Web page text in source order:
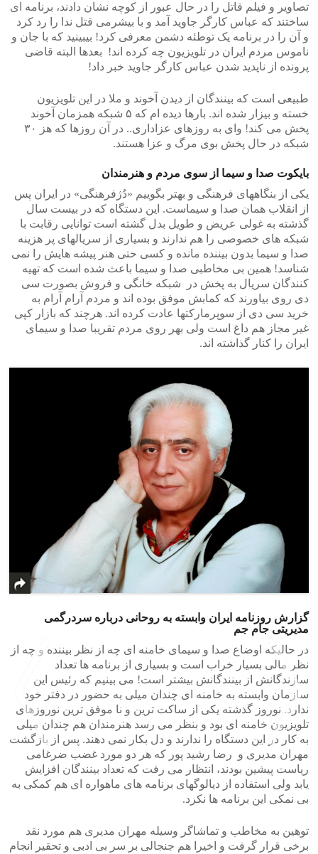
تصاویر و فیلم قاتل را در حال عبور از کوچه نشان دادند، برنامه ای
ساختند که عباس کارگر جاوید آمد و با بیشرمی قتل ندا را رد کرد
و آن را در برنامه یک توطئه دشمن معرفی کرد! بیبینید که با جان و
ناموس مردم ایران در تلویزیون چه کرده اند! بعدها البته قاضی
پرونده از ناپدید شدن عباس کارگر جاوید خبر داد!
طبیعی است که بینندگان از دیدن آخوند و ملا در این تلویزیون
خسته و بیزار شده اند. بارها دیده ام که ۵ شبکه همزمان آخوند
پخش می کند! وای به روزهای عزاداری.. در آن روزها که هز ۳۰
شبکه در حال پخش بوی مرگ و عزا هستند.
بایکوت صدا و سیما از سوی مردم و هنرمندان
یکی از بنگاههای فرهنگی و بهتر بگوییم «دُژفرهنگی» در ایران پس
از انقلاب همان صدا و سیماست. این دستگاه که در بیست سال
گذشته به غولی عریض و طویل بدل گشته است توانایی رقابت با
شبکه های خصوصی را هم ندارند و بسیاری از سریالهای پر هزینه
صدا و سیما بدون بیننده مانده و کسی حتی هنر پیشه هایش را نمی
شناسد! همین بی مخاطبی صدا و سیما باعث شده است که تهیه
کنندگان سریال به پخش در شبکه خانگی و فروش بصورت سی
دی روی بیاورند که کمابش موفق بوده اند و مردم آرام آرام به
خرید سی دی از سوپرمارکتها عادت کرده اند. هرچند که بازار کپی
غیر مجاز هم داغ است ولی بهر روی مردم تقریبا صدا و سیمای
ایران را کنار گذاشته اند.
گزارش روزنامه ایران وابسته به روحانی درباره سردرگمی
مدیریتی جام جم
در حالیکه اوضاع صدا و سیمای خامنه ای چه از نظر بیننده و چه از
نظر مالی بسیار خراب است و بسیاری از برنامه ها تعداد
سازندگانش از بینندگانش بیشتر است! می بینیم که رئیس این
سازمان وابسته به خامنه ای چندان میلی به حضور در دفتر خود
ندارد. نوروز گذشته یکی از ساکت ترین و نا موفق ترین نوروزهای
تلویزیون خامنه ای بود و بنظر می رسد هنرمندان هم چندان میلی
به کار در این دستگاه را ندارند و دل بکار نمی دهند. پس از بازگشت
مهران مدیری و رضا رشید پور که هر دو مورد غضب ضرغامی
ریاست پیشین بودند، انتظار می رفت که تعداد بینندگان افزایش
یابد ولی استفاده از دیالوگهای برنامه های ماهواره ای هم کمکی به
بی نمکی این برنامه ها نکرد.
توهین به مخاطب و تماشاگر وسیله مهران مدیری هم مورد نقد
برخی قرار گرفت و اخیرا هم جنجالی بر سر بی ادبی و تحقیر انجام
<
>